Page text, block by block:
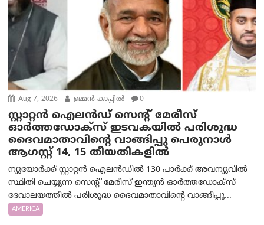
Aug 7, 2026 ഉമ്മന്‍ കാപ്പില്‍ 0
സ്റ്റാറ്റൻ ഐലൻഡ് സെന്റ് മേരീസ്
ഓർത്തഡോക്സ് ഇടവകയിൽ പരിശുദ്ധ
ദൈവമാതാവിന്റെ വാങ്ങിപ്പു പെരുനാൾ
ആഗസ്റ്റ് 14, 15 തീയതികളിൽ
ന്യൂയോർക്ക് സ്റ്റാറ്റൻ ഐലൻഡിൽ 130 പാർക്ക് അവന്യൂവിൽ
സ്ഥിതി ചെയ്യുന്ന സെന്റ് മേരീസ് ഇന്ത്യൻ ഓർത്തഡോക്സ്
ദേവാലയത്തിൽ പരിശുദ്ധ ദൈവമാതാവിന്റെ വാങ്ങിപ്പു...
AMERICA